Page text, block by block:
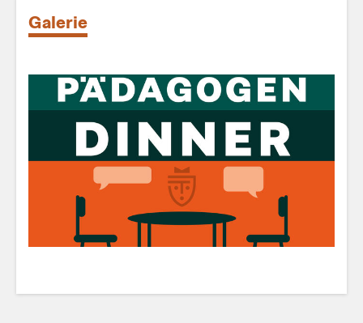
Galerie